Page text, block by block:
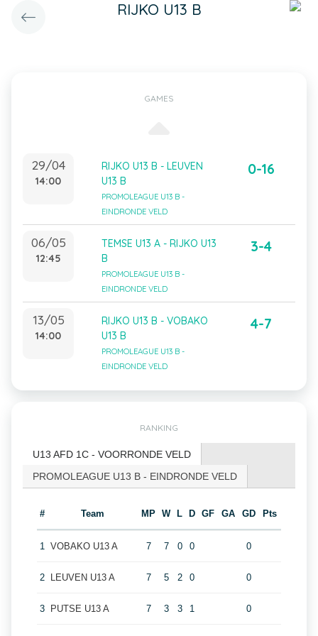
RIJKO U13 B
GAMES
29/04
14:00
RIJKO U13 B - LEUVEN
U13 B
PROMOLEAGUE U13 B -
EINDRONDE VELD
0-16
06/05
12:45
TEMSE U13 A - RIJKO U13
B
PROMOLEAGUE U13 B -
EINDRONDE VELD
3-4
13/05
14:00
RIJKO U13 B - VOBAKO
U13 B
PROMOLEAGUE U13 B -
EINDRONDE VELD
4-7
RANKING
U13 AFD 1C - VOORRONDE VELD
PROMOLEAGUE U13 B - EINDRONDE VELD
# Team MP W L D GF GA GD Pts
1 VOBAKO U13 A 7 7 0 0 0
2 LEUVEN U13 A 7 5 2 0 0
3 PUTSE U13 A 7 3 3 1 0